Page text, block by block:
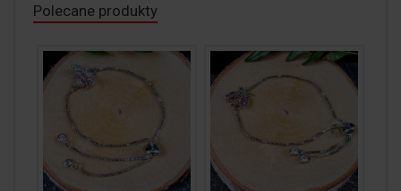
Polecane produkty